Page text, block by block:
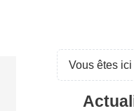
Vous êtes ici